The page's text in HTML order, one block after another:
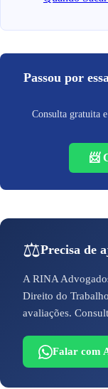
Passou por
Consulta gratuita
📨
⚖️Precisa de
A RINA
Direito do
avaliações.
Falar com